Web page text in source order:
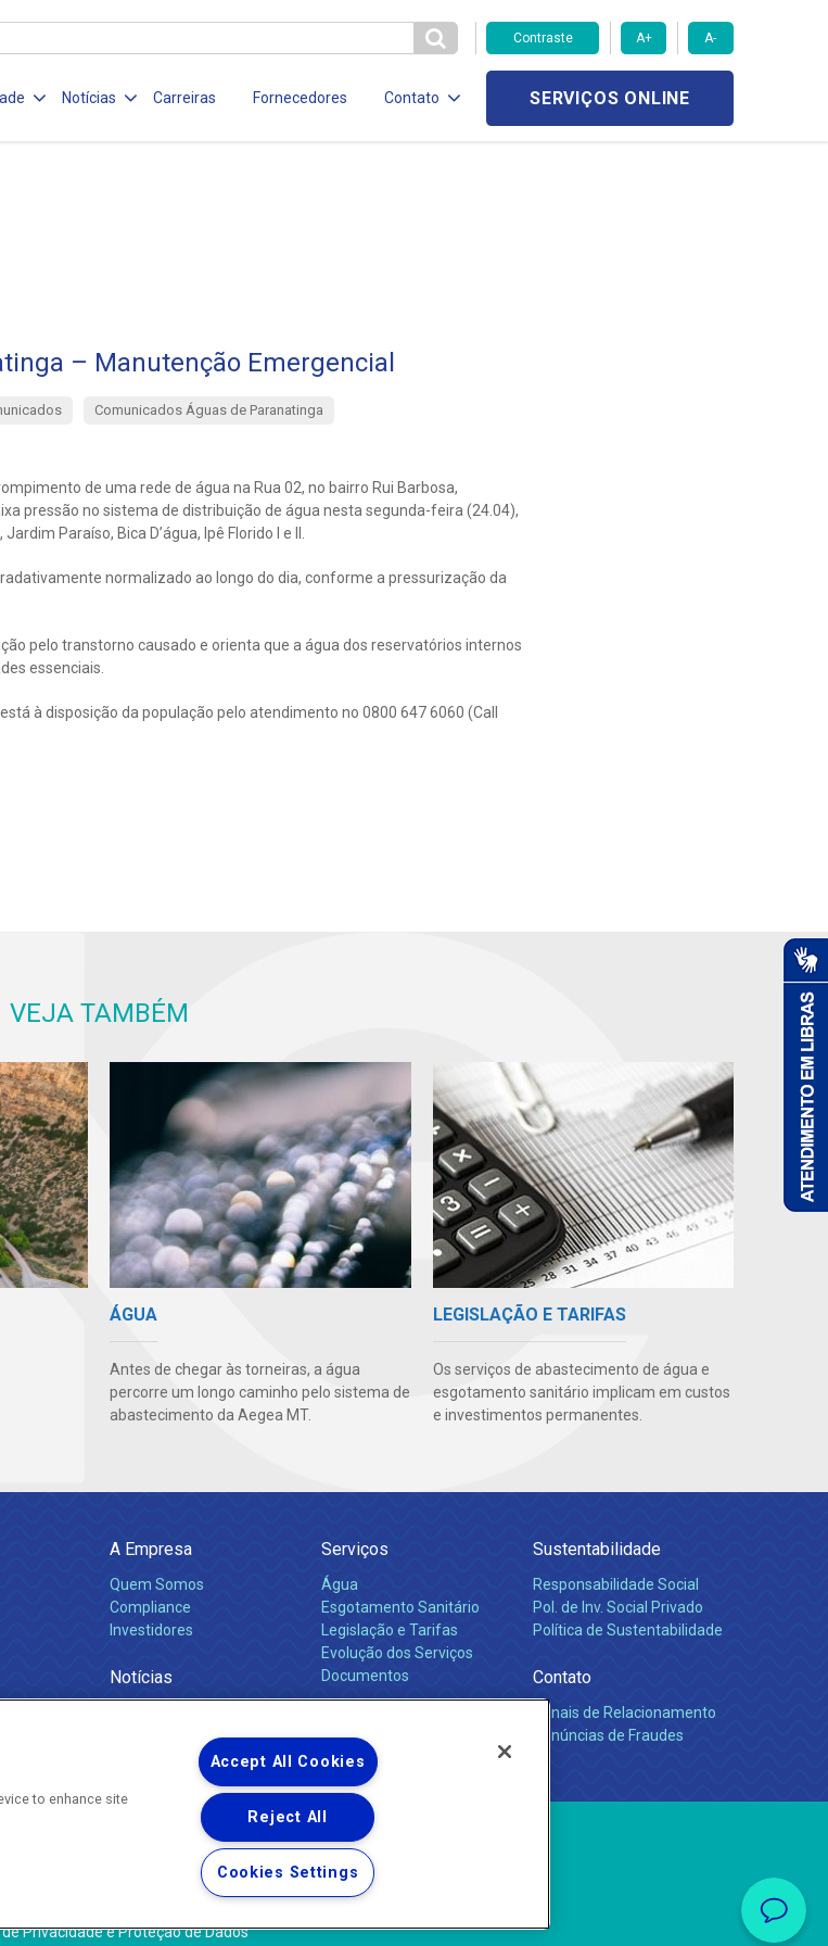
Contraste A+ A-
Notícias Carreiras Fornecedores Contato SERVIÇOS ONLINE
– Manutenção Emergencial
Comunicados Águas de Paranatinga
de uma rede de água na Rua 02, no bairro Rui Barbosa,
pressão no sistema de distribuição de água nesta segunda-feira (24.04),
Paraíso, Bica D’água, Ipê Florido I e II.
normalizado ao longo do dia, conforme a pressurização da
pelo transtorno causado e orienta que a água dos reservatórios internos
essenciais.
à disposição da população pelo atendimento no 0800 647 6060 (Call
VEJA TAMBÉM
ÁGUA
Antes de chegar às torneiras, a água
percorre um longo caminho pelo sistema de
abastecimento da Aegea MT.
LEGISLAÇÃO E TARIFAS
Os serviços de abastecimento de água e
esgotamento sanitário implicam em custos
e investimentos permanentes.
A Empresa
Quem Somos
Compliance
Investidores
Notícias
Serviços
Água
Esgotamento Sanitário
Legislação e Tarifas
Evolução dos Serviços
Documentos
Sustentabilidade
Responsabilidade Social
Pol. de Inv. Social Privado
Política de Sustentabilidade
Contato
Canais de Relacionamento
Denúncias de Fraudes
Copyright ® 2026 - Todos os Direitos Reservados.
Privacidade e Proteção de Dados
to enhance site
Accept All Cookies
Reject All
Cookies Settings